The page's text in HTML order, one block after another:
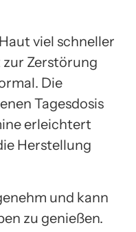
viel schneller
Zerstörung
Die
Tagesdosis
erleichtert
Herstellung
und kann
zu genießen.